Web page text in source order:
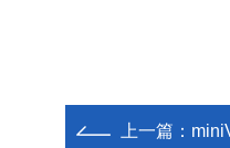
上一篇：